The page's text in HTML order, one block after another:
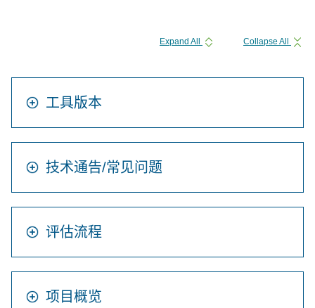
Expand All Collapse All
工具版本
技术通告/常见问题
评估流程
项目概览